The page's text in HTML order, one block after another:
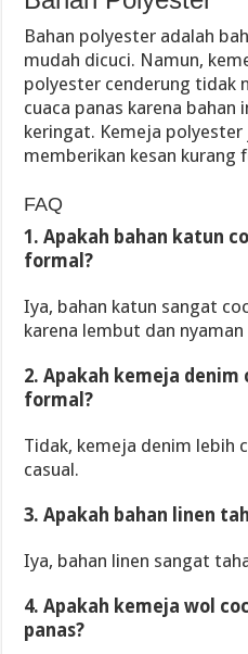
Bahan polyester adalah
mudah dicuci. Namun,
polyester cenderung tidak
cuaca panas karena bahan
keringat. Kemeja polyester
memberikan kesan kurang
FAQ
1. Apakah bahan katun
formal?
Iya, bahan katun sangat
karena lembut dan nyaman
2. Apakah kemeja denim
formal?
Tidak, kemeja denim lebih
casual.
3. Apakah bahan linen
Iya, bahan linen sangat
4. Apakah kemeja wol
panas?